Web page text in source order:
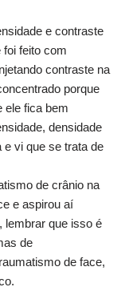
e contraste
feito com
contraste na
porque
ele fica bem
densidade
e vi que se trata de
de crânio na
e aspirou aí
lembrar que isso é
de
de face,